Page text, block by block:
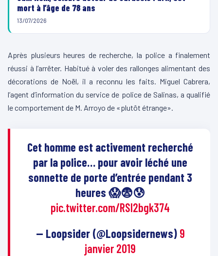
mort à l’âge de 78 ans
13/07/2026
Après plusieurs heures de recherche, la police a finalement
réussi à l’arrêter. Habitué à voler des rallonges alimentant des
décorations de Noël, il a reconnu les faits. Miguel Cabrera,
l’agent d’information du service de police de Salinas, a qualifié
le comportement de M. Arroyo de «plutôt étrange».
Cet homme est activement recherché
par la police… pour avoir léché une
sonnette de porte d’entrée pendant 3
heures 😱😨😰
pic.twitter.com/RSI2bgk374
— Loopsider (@Loopsidernews) 9
janvier 2019